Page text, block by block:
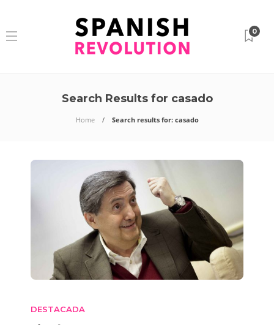
0
Search Results for casado
Home Search results for: casado
DESTACADA